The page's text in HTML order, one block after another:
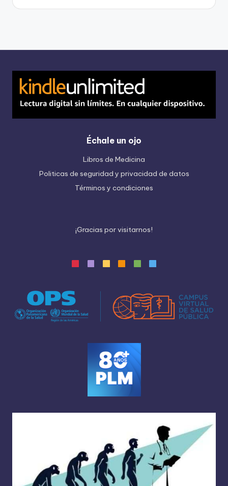
Échale un ojo
Libros de Medicina
Politicas de seguridad y privacidad de datos
Términos y condiciones
¡Gracias porvisitarnos!